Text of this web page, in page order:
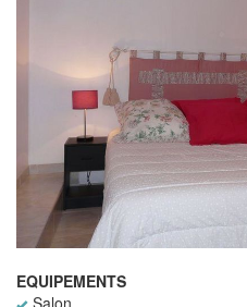
EQUIPEMENTS
Salon